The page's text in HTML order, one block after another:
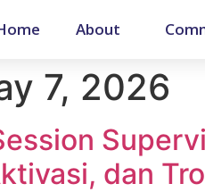
About
7, 2026
dan